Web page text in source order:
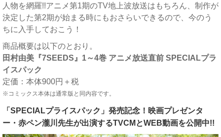
人物を網羅!!アニメ第1期のTV地上波放送はもちろん、制作が
決定した第2期が始まる時にもおさらいできるので、今のう
ちに入手しておこう！
商品概要は以下のとおり。
田村由美『7SEEDS』1～4巻 アニメ放送直前 SPECIALプラ
イスパック
定価：本体900円＋税
※コミックス本体は通常版と同内容です。
「SPECIALプライスパック」発売記念！映画プレゼンタ
ー・赤ペン瀧川先生が出演するTVCMとWEB動画を公開中!!